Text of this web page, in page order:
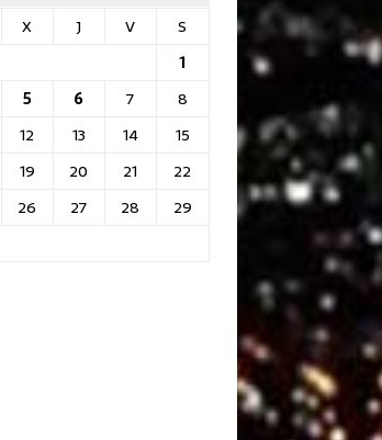
X J V
S
1
5 6 7
8
12 13 14
15
19 20 21
22
26 27 28
29